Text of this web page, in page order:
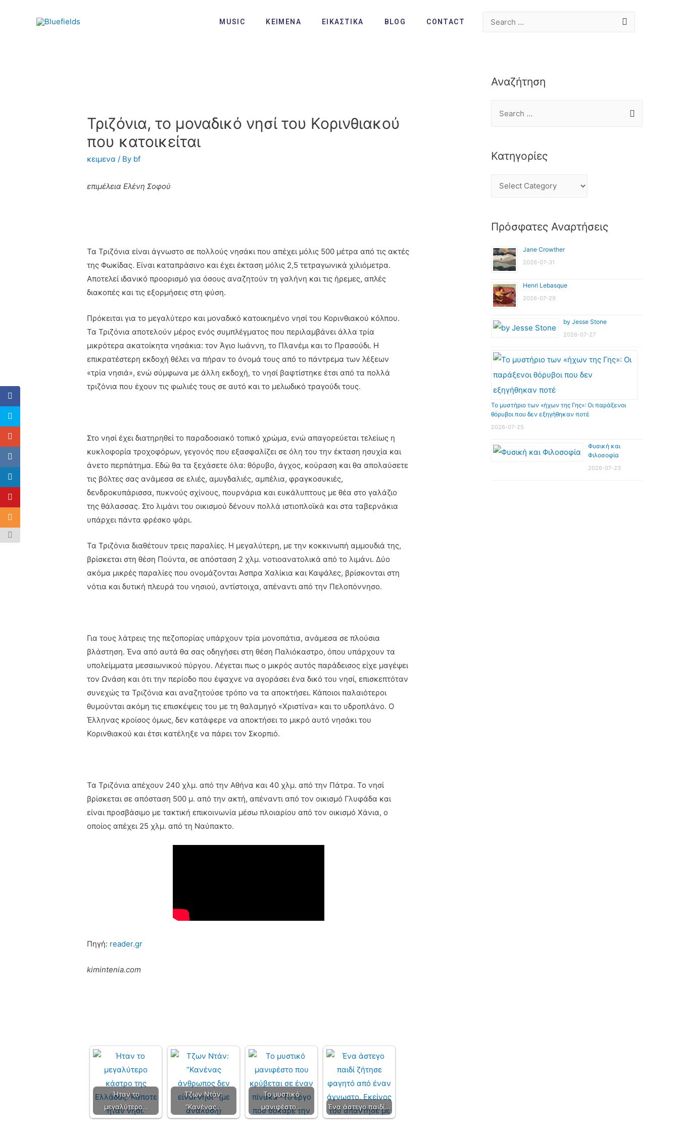
MUSIC ΚΕΙΜΕΝΑ ΕΙΚΑΣΤΙΚΑ BLOG CONTACT
Τριζόνια, το μοναδικό νησί του Κορινθιακού
που κατοικείται
κειμενα / By bf
επιμέλεια Ελένη Σοφού
Τα Τριζόνια είναι άγνωστο σε πολλούς νησάκι που απέχει μόλις 500 μέτρα από τις ακτές
της Φωκίδας. Είναι καταπράσινο και έχει έκταση μόλις 2,5 τετραγωνικά χιλιόμετρα.
Αποτελεί ιδανικό προορισμό για όσους αναζητούν τη γαλήνη και τις ήρεμες, απλές
διακοπές και τις εξορμήσεις στη φύση.
Πρόκειται για το μεγαλύτερο και μοναδικό κατοικημένο νησί του Κορινθιακού κόλπου.
Τα Τριζόνια αποτελούν μέρος ενός συμπλέγματος που περιλαμβάνει άλλα τρία
μικρότερα ακατοίκητα νησάκια: τον Άγιο Ιωάννη, το Πλανέμι και το Πρασούδι. Η
επικρατέστερη εκδοχή θέλει να πήραν το όνομά τους από το πάντρεμα των λέξεων
«τρία νησιά», ενώ σύμφωνα με άλλη εκδοχή, το νησί βαφτίστηκε έτσι από τα πολλά
τριζόνια που έχουν τις φωλιές τους σε αυτό και το μελωδικό τραγούδι τους.
Στο νησί έχει διατηρηθεί το παραδοσιακό τοπικό χρώμα, ενώ απαγορεύεται τελείως η
κυκλοφορία τροχοφόρων, γεγονός που εξασφαλίζει σε όλη του την έκταση ησυχία και
άνετο περπάτημα. Εδώ θα τα ξεχάσετε όλα: θόρυβο, άγχος, κούραση και θα απολαύσετε
τις βόλτες σας ανάμεσα σε ελιές, αμυγδαλιές, αμπέλια, φραγκοσυκιές,
δενδροκυπάρισσα, πυκνούς σχίνους, πουρνάρια και ευκάλυπτους με θέα στο γαλάζιο
της θάλασσας. Στο λιμάνι του οικισμού δένουν πολλά ιστιοπλοϊκά και στα ταβερνάκια
υπάρχει πάντα φρέσκο ψάρι.
Τα Τριζόνια διαθέτουν τρεις παραλίες. Η μεγαλύτερη, με την κοκκινωπή αμμουδιά της,
βρίσκεται στη θέση Πούντα, σε απόσταση 2 χλμ. νοτιοανατολικά από το λιμάνι. Δύο
ακόμα μικρές παραλίες που ονομάζονται Άσπρα Χαλίκια και Καψάλες, βρίσκονται στη
νότια και δυτική πλευρά του νησιού, αντίστοιχα, απέναντι από την Πελοπόννησο.
Για τους λάτρεις της πεζοπορίας υπάρχουν τρία μονοπάτια, ανάμεσα σε πλούσια
βλάστηση. Ένα από αυτά θα σας οδηγήσει στη θέση Παλιόκαστρο, όπου υπάρχουν τα
υπολείμματα μεσαιωνικού πύργου. Λέγεται πως ο μικρός αυτός παράδεισος είχε μαγέψει
τον Ωνάση και ότι την περίοδο που έψαχνε να αγοράσει ένα δικό του νησί, επισκεπτόταν
συνεχώς τα Τριζόνια και αναζητούσε τρόπο να τα αποκτήσει. Κάποιοι παλαιότεροι
θυμούνται ακόμη τις επισκέψεις του με τη θαλαμηγό «Χριστίνα» και το υδροπλάνο. Ο
Έλληνας κροίσος όμως, δεν κατάφερε να αποκτήσει το μικρό αυτό νησάκι του
Κορινθιακού και έτσι κατέληξε να πάρει τον Σκορπιό.
Τα Τριζόνια απέχουν 240 χλμ. από την Αθήνα και 40 χλμ. από την Πάτρα. Το νησί
βρίσκεται σε απόσταση 500 μ. από την ακτή, απέναντι από τον οικισμό Γλυφάδα και
είναι προσβάσιμο με τακτική επικοινωνία μέσω πλοιαρίου από τον οικισμό Χάνια, ο
οποίος απέχει 25 χλμ. από τη Ναύπακτο.
Πηγή: reader.gr
kimintenia.com
Ήταν το
μεγαλύτερο…
Τζων Ντάν:
“Κανένας…
Το μυστικό
μανιφέστο…
Ένα άστεγο παιδί…
Αναζήτηση
Κατηγορίες
Πρόσφατες Αναρτήσεις
Jane Crowther
2026-07-31
Henri Lebasque
2026-07-29
by Jesse Stone
2026-07-27
Το μυστήριο των «ήχων της Γης»: Οι παράξενοι
θόρυβοι που δεν εξηγήθηκαν ποτέ
2026-07-25
Φυσική και
Φιλοσοφία
2026-07-23